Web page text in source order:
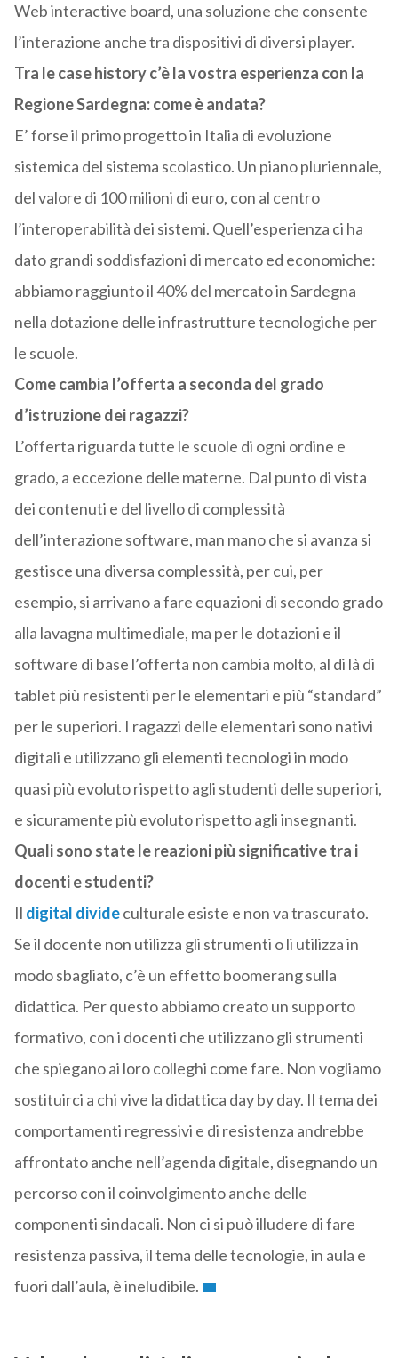
Web interactive board, una soluzione che consente
l’interazione anche tra dispositivi di diversi player.
Tra le case history c’è la vostra esperienza con la
Regione Sardegna: come è andata?
E’ forse il primo progetto in Italia di evoluzione
sistemica del sistema scolastico. Un piano pluriennale,
del valore di 100 milioni di euro, con al centro
l’interoperabilità dei sistemi. Quell’esperienza ci ha
dato grandi soddisfazioni di mercato ed economiche:
abbiamo raggiunto il 40% del mercato in Sardegna
nella dotazione delle infrastrutture tecnologiche per
le scuole.
Come cambia l’offerta a seconda del grado
d’istruzione dei ragazzi?
L’offerta riguarda tutte le scuole di ogni ordine e
grado, a eccezione delle materne. Dal punto di vista
dei contenuti e del livello di complessità
dell’interazione software, man mano che si avanza si
gestisce una diversa complessità, per cui, per
esempio, si arrivano a fare equazioni di secondo grado
alla lavagna multimediale, ma per le dotazioni e il
software di base l’offerta non cambia molto, al di là di
tablet più resistenti per le elementari e più “standard”
per le superiori. I ragazzi delle elementari sono nativi
digitali e utilizzano gli elementi tecnologi in modo
quasi più evoluto rispetto agli studenti delle superiori,
e sicuramente più evoluto rispetto agli insegnanti.
Quali sono state le reazioni più significative tra i
docenti e studenti?
Il digital divideculturale esiste e non va trascurato.
Se il docente non utilizza gli strumenti o li utilizza in
modo sbagliato, c’è un effetto boomerang sulla
didattica. Per questo abbiamo creato un supporto
formativo, con i docenti che utilizzano gli strumenti
che spiegano ai loro colleghi come fare. Non vogliamo
sostituirci a chi vive la didattica day by day. Il tema dei
comportamenti regressivi e di resistenza andrebbe
affrontato anche nell’agenda digitale, disegnando un
percorso con il coinvolgimento anche delle
componenti sindacali. Non ci si può illudere di fare
resistenza passiva, il tema delle tecnologie, in aula e
fuori dall’aula, è ineludibile.